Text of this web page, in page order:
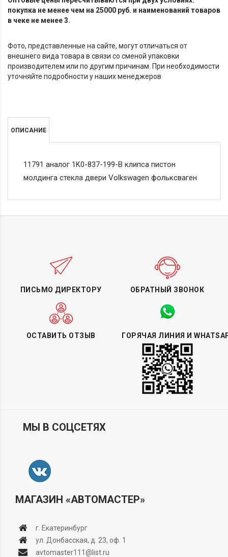
покупка не менее чем на 25000 руб. и наименований товаров
в чеке не менее 3.
Фото, представленные на сайте, могут отличаться от
внешнего вида товара в связи со сменой упаковки
производителем или по другим причинам. При необходимости
уточняйте подробности у наших менеджеров
ОПИСАНИЕ
11791 аналог 1K0-837-199-B клипса пистон
молдинга стекла двери Volkswagen фольксваген
ПИСЬМО ДИРЕКТОРУ ОБРАТНЫЙ ЗВОНОК
ОСТАВИТЬ ОТЗЫВ ГОРЯЧАЯ ЛИНИЯ И
МЫ В СОЦСЕТЯХ
МАГАЗИН «АВТОМАСТЕР»
г. Екатеринбург
ул. Донбасская, д. 23, оф. 1
avtomaster111@list.ru